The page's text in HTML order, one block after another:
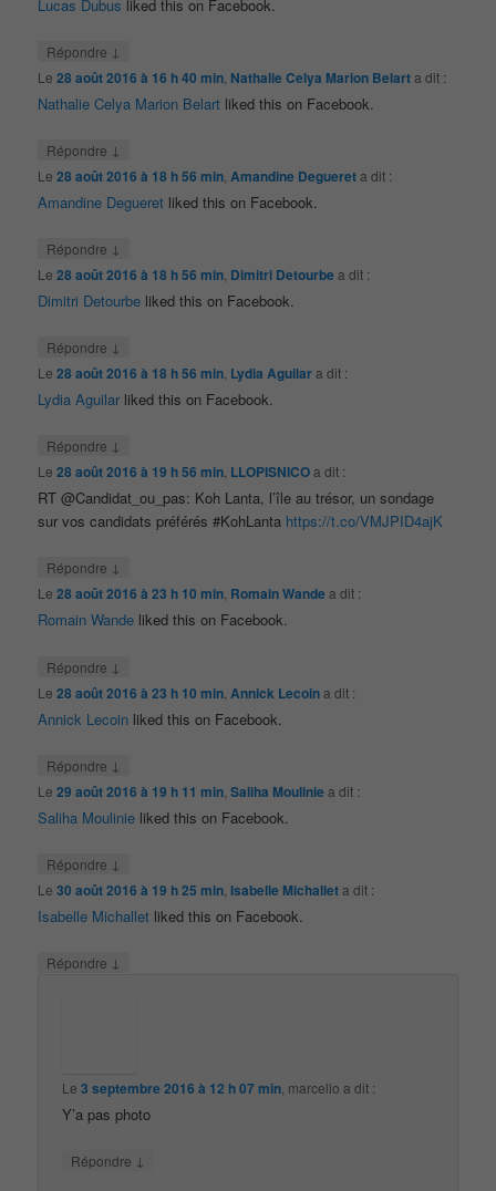
Lucas Dubus liked this on Facebook.
Répondre ↓
Le28 août 2016 à 16 h 40 min Nathalie Celya Marion Belarta dit :
Nathalie Celya Marion Belart liked this on Facebook.
Répondre ↓
Le28 août 2016 à 18 h 56 min Amandine Deguereta dit :
Amandine Degueret liked this on Facebook.
Répondre ↓
Le28 août 2016 à 18 h 56 min Dimitri Detourbe a dit :
Dimitri Detourbe liked this on Facebook.
Répondre ↓
Le28 août 2016 à 18 h 56 min Lydia Aguilara dit :
Lydia Aguilar liked this on Facebook.
Répondre ↓
Le28 août 2016 à 19 h 56 min LLOPISNICOa dit :
RT @Candidat_ou_pas: Koh Lanta, l’île au trésor, un sondage
sur vos candidats préférés #KohLanta https://t.co/VMJPID4ajK
Répondre ↓
Le28 août 2016 à 23 h 10 min Romain Wande a dit :
Romain Wande liked this on Facebook.
Répondre ↓
Le28 août 2016 à 23 h 10 min Annick Lecoina dit :
Annick Lecoin liked this on Facebook.
Répondre ↓
Le29 août 2016 à 19 h 11 min ,Saliha Moulinie a dit :
Saliha Moulinie liked this on Facebook.
Répondre ↓
Le30 août 2016 à 19 h 25 min Isabelle Michalleta dit :
Isabelle Michallet liked this on Facebook.
Répondre ↓
Le3 septembre 2016 à 12 h 07 min marcello a dit :
Y’a pas photo
Répondre ↓